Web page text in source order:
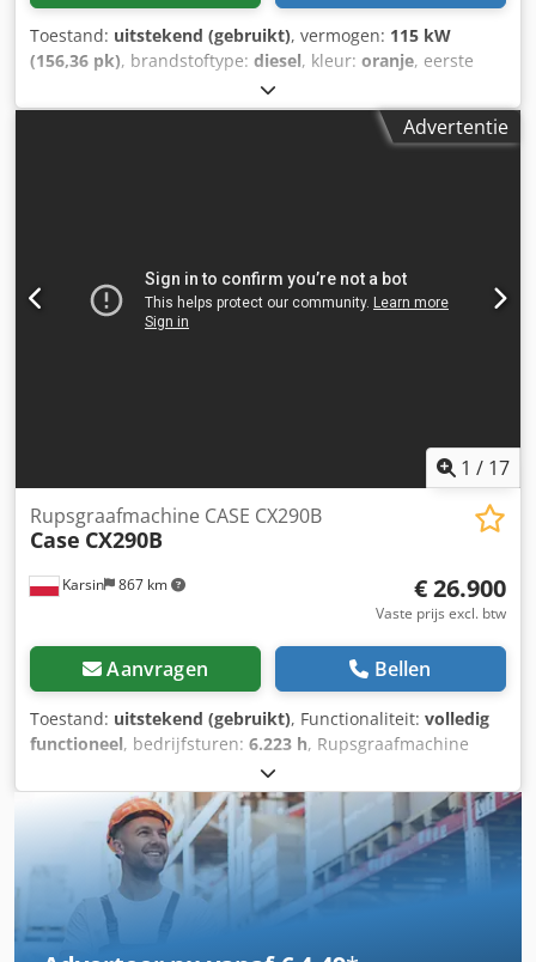
Toestand: uitstekend (gebruikt), vermogen: 115 kW
(156,36 pk), brandstoftype: diesel, kleur: oranje, eerste
, Bouwjaar:
h, Algemene informatie Bouwjaar: 2012 Serienummer:
DCH210R5NCEAH2500 Technische informatie Aantal
dealeronderhouden, direct inzetbaar! - 80% rupsloopwerk
- Inclusief 3 bakken: 1300 mm, 450 mm en 2000 mm
slotenbak - Optioneel met TOPCON 3D-systeem uit 2021
Advertentie
1 / 17
Karsin 867 km
Rupsgraafmachine CASE CX290B
Case CX290B
€ 26.900
Vaste prijs excl. btw
Aanvragen Bellen
Toestand: uitstekend (gebruikt), Functionaliteit: volledig
functioneel, bedrijfsturen: 6.223 h, Rupsgraafmachine
CASE CX290B Kawasaki Hydraulica Isuzu Motor Technische
gegevens: - Motor: Isuzu AH-6HK1X (6-cilinder,
turbocompressor, common rail). - Motorvermogen: ca. 154
kW (209 pk) bij 1800 tpm. - Bedrijfsgewicht: ca. 29.100 kg -
30.000 kg (afhankelijk van uitrusting). - Hydraulisch
systeem: Variabele plunjerpompen (Kawasaki), zorgen voor
soepele gecombineerde bewegingen. - Maximale
graafbereik: ca. 10,5 - 10,7 m. - Maximale graafdiepte: ca.